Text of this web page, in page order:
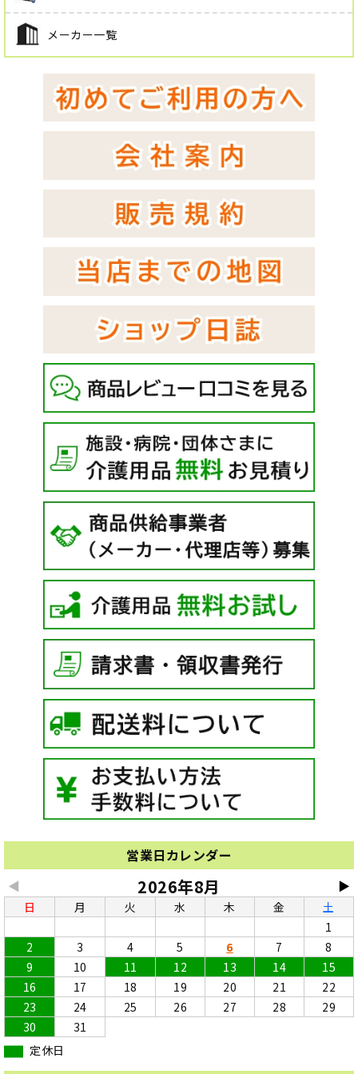
メーカー一覧
営業日カレンダー
◀ ▶
2026年8月
日 月 火 水 木 金
土
1
2
3 4 5 6 7
8
9
10 11 12 13 14
15
16
17 18 19 20 21
22
23
24 25 26 27 28
29
30
31
定休日